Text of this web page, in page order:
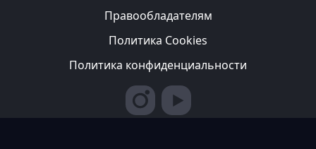
Правообладателям
Политика Cookies
Политика конфиденциальности